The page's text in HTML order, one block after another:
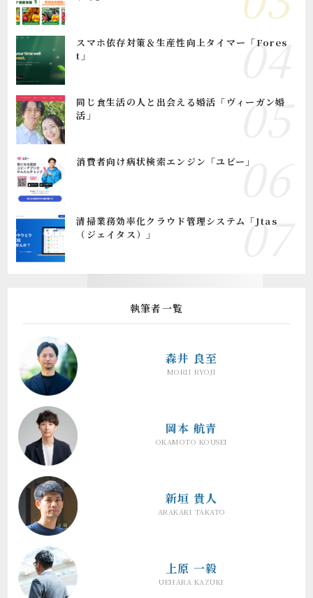
スマホ依存対策＆生産性向上タイマー「Fores
t」
同じ食生活の人と出会える婚活「ヴィーガン婚
活」
消費者向け病状検索エンジン「ユビー」
清掃業務効率化クラウド管理システム「Jtas
（ジェイタス）」
執筆者一覧
森井 良至
MORII RYOJI
岡本 航青
OKAMOTO KOUSEI
新垣 貴人
ARAKAKI TAKATO
上原 一毅
UEHARA KAZUKI